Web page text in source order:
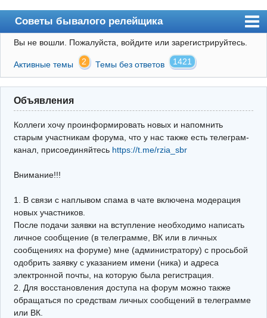
Советы бывалого релейщика
Форум
Правила
Поиск
Регистрация
Архив
Почта
Поиск релейщика
Видео РЗиА
Фотохостинг
Телеграм
Вы не вошли. Пожалуйста, войдите или зарегистрируйтесь.
Активные темы 2 Темы без ответов 1421
Объявления
Коллеги хочу проинформировать новых и напомнить
старым участникам форума, что у нас также есть телеграм-
канал, присоединяйтесь https://t.me/rzia_sbr
Внимание!!!
1. В связи с наплывом спама в чате включена модерация
новых участников.
После подачи заявки на вступление необходимо написать
личное сообщение (в телеграмме, ВК или в личных
сообщениях на форуме) мне (администратору) с просьбой
одобрить заявку с указанием имени (ника) и адреса
электронной почты, на которую была регистрация.
2. Для восстановления доступа на форум можно также
обращаться по средствам личных сообщений в телеграмме
или ВК.